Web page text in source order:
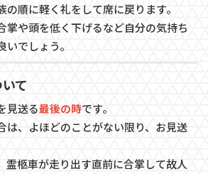
の順に軽く礼をして席に戻ります。
や頭を低く下げるなど自分の気持ち
でしょう。
て
見送る最後の時です。
は、よほどのことがない限り、お見送
霊柩車が走り出す直前に合掌して故人